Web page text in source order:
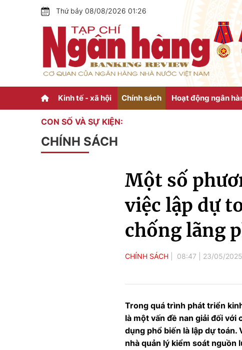
Thứ bảy 08/08/2026 01:26
Kinh tế - xã hội Chính sách Hoạt động ngân
CON SỐ VÀ SỰ KIỆN:
CHÍNH SÁCH
Một số
việc lập dự
chống lãng
CHÍNH SÁCH 08:47 23/05/2025
Trong quá trình phát triển
là một vấn đề nan giải đối với
dụng phổ biến là lập dự toán.
nhà quản lý kiểm soát nguồn